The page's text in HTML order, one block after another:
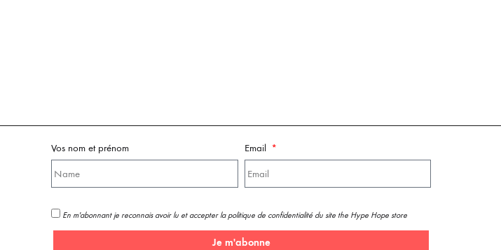
Vos nom et prénom Email
En m'abonnant je reconnais avoir lu et accepter la politique de confidentialité du site the Hype Hope store
Je m'abonne